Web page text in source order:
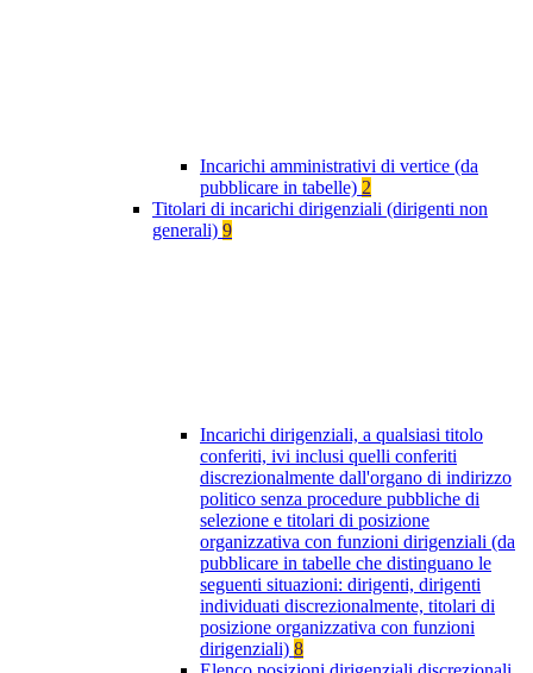
Incarichi amministrativi di vertice (da
pubblicare in tabelle) 2
Titolari di incarichi dirigenziali (dirigenti non
generali) 9
Incarichi dirigenziali, a qualsiasi titolo
conferiti, ivi inclusi quelli conferiti
discrezionalmente dall'organo di indirizzo
politico senza procedure pubbliche di
selezione e titolari di posizione
organizzativa con funzioni dirigenziali (da
pubblicare in tabelle che distinguano le
seguenti situazioni: dirigenti, dirigenti
individuati discrezionalmente, titolari di
posizione organizzativa con funzioni
dirigenziali) 8